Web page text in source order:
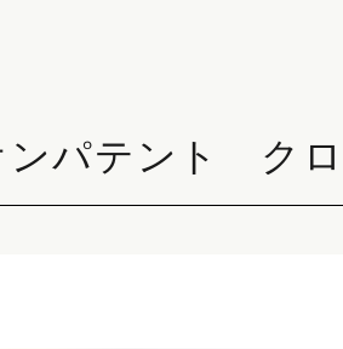
ンパテント ク